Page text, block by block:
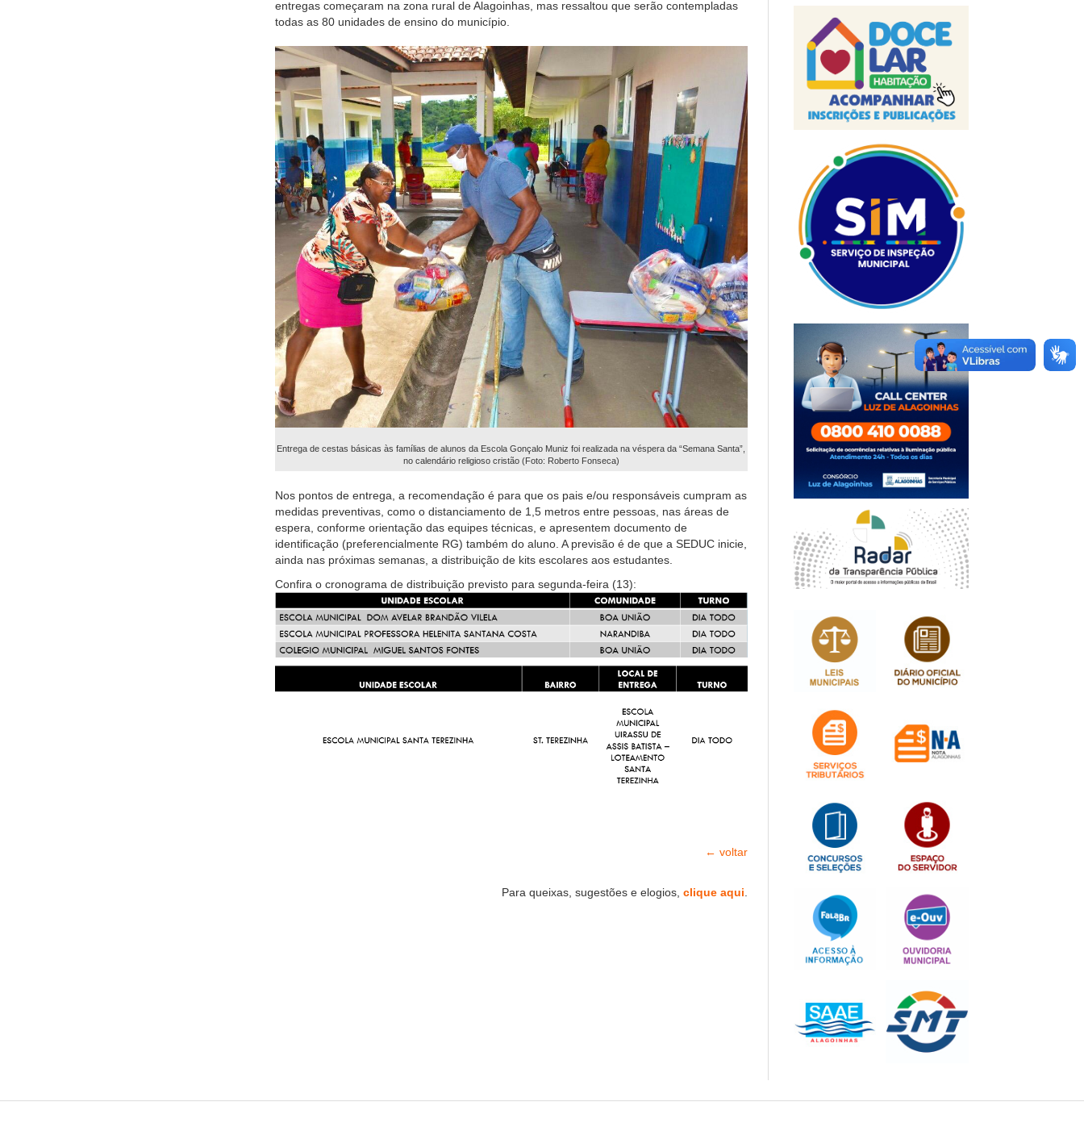
entregas começaram na zona rural de Alagoinhas, mas ressaltou que serão contempladas
todas as 80 unidades de ensino do município.
Entrega de cestas básicas às famílias de alunos da Escola Gonçalo Muniz foi realizada na véspera da “Semana Santa”,
no calendário religioso cristão (Foto: Roberto Fonseca)
Nos pontos de entrega, a recomendação é para que os pais e/ou responsáveis cumpram as
medidas preventivas, como o distanciamento de 1,5 metros entre pessoas, nas áreas de
espera, conforme orientação das equipes técnicas, e apresentem documento de
identificação (preferencialmente RG) também do aluno. A previsão é de que a SEDUC inicie,
ainda nas próximas semanas, a distribuição de kits escolares aos estudantes.
Confira o cronograma de distribuição previsto para segunda-feira (13):
← voltar
Para queixas, sugestões e elogios, clique aqui